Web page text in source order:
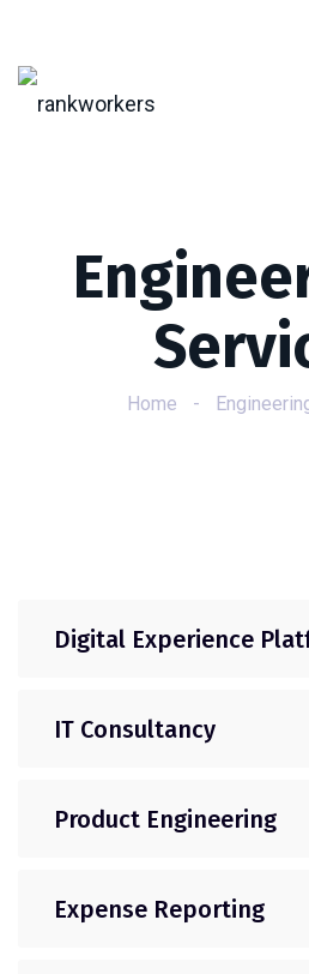
Home -
Digital Experience
IT Consultancy
Product Engineering
Expense Reporting